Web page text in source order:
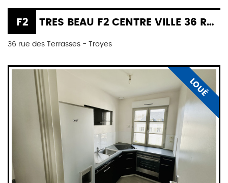
F2 TRES BEAU F2 CENTRE VILLE 36 RUE DES TERRASSES À TROYES
36 rue des Terrasses - Troyes
LOUÉ